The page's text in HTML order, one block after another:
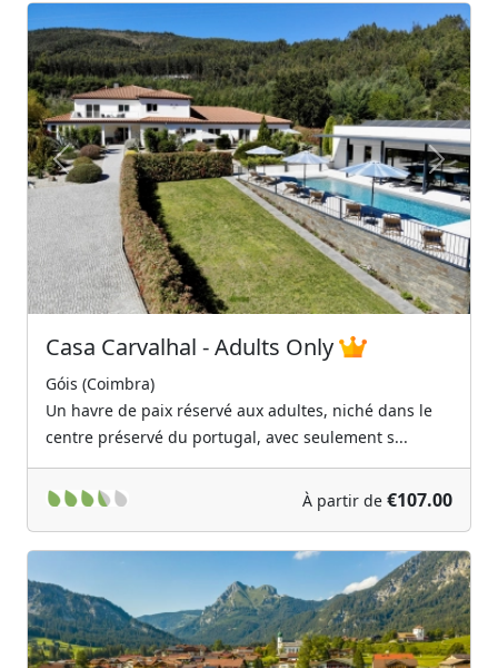
Previous Next
Casa Carvalhal - Adults Only
Góis (Coimbra)
Un havre de paix réservé aux adultes, niché dans le
centre préservé du portugal, avec seulement s...
À partir de €107.00